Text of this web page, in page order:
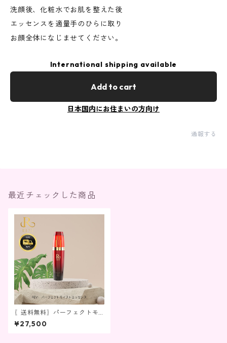
洗顔後、化粧水でお肌を整えた後
エッセンスを適量手のひらに取り
お顔全体になじませてください。
International shipping available
Add to cart
日本国内にお住まいの方向け
通報する
最近チェックした商品
〖送料無料〗パーフェクトモ
イストエッセンス
¥27,500